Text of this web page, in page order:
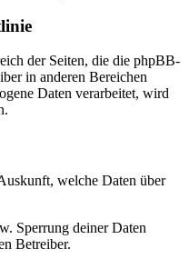
der Seiten, die die phpBB-
in anderen Bereichen
Daten verarbeitet, wird
welche Daten über
Sperrung deiner Daten
Betreiber.